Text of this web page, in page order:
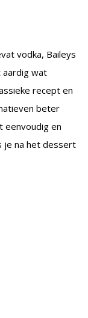
vodka, Baileys
aardig wat
recept en
beter
eenvoudig en
je na het dessert